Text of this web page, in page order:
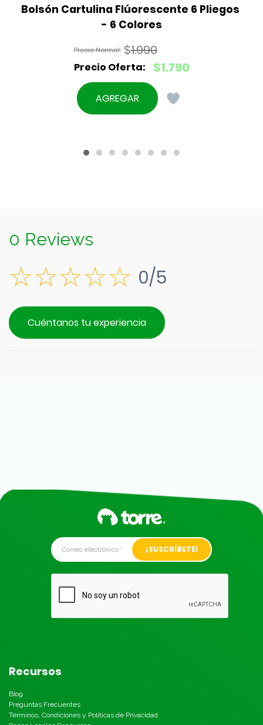
Bolsón Cartulina Flúorescente 6 Pliegos
- 6 Colores
$1.990
El
original
$1.790
El
precio
actual
AGREGAR
0 Reviews
0/5
Cuéntanos tu experiencia
Alternative:
Recursos
Blog
Preguntas Frecuentes
Términos, Condiciones y Políticas de Privacidad